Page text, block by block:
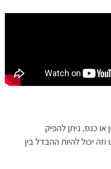
כנס, ניתן להפיק
יכול להיות ההבדל בין